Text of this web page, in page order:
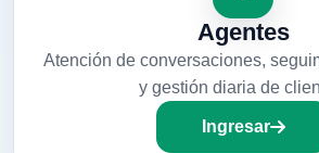
Agentes
Atención de conversaciones,
y gestión diaria de
Ingresar